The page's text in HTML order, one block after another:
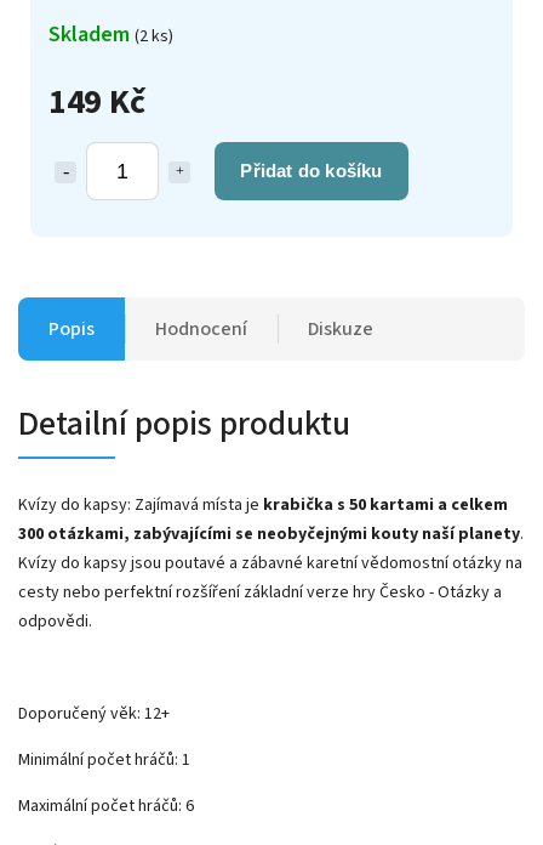
149 Kč
Přidat do košíku
Skladem (2 ks)
Popis Hodnocení Diskuze
Detailní popis produktu
Kvízy do kapsy: Zajímavá místa je krabička s 50 kartami a celkem
300 otázkami, zabývajícími se neobyčejnými kouty naší planety.
Kvízy do kapsy jsou poutavé a zábavné karetní vědomostní otázky na
cesty nebo perfektní rozšíření základní verze hry Česko - Otázky a
odpovědi.
Doporučený věk: 12+
Minimální počet hráčů: 1
Maximální počet hráčů: 6